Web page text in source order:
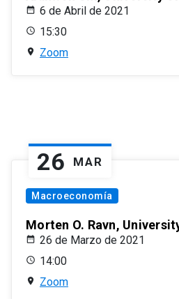
6 de Abril de 2021
15:30
Zoom
26 MAR
Macroeconomía
Morten O. Ravn,
26 de Marzo de 2021
14:00
Zoom